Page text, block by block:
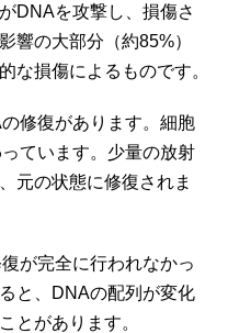
DNAを攻撃し、損傷さ
響の大部分（約85%）
な損傷によるものです。
修復があります。細胞
ています。少量の放射
元の状態に修復されま
が完全に行われなかっ
と、DNAの配列が変化
とがあります。